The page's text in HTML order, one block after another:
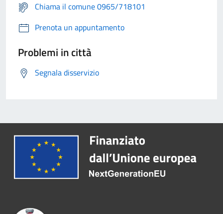
Chiama il comune 0965/718101
Prenota un appuntamento
Problemi in città
Segnala disservizio